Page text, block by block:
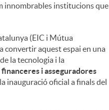
innombrables institucions que
(EIC i Mútua
convertir aquest espai en una
la tecnologia i la
i asseguradores
inauguració oficial a finals del